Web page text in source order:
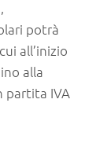
potrà
all’inizio
alla
partita IVA